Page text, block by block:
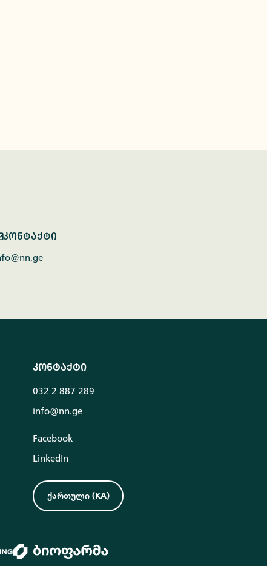
კონტაქტი
კონტაქტი
032 2 887 289
info@nn.ge
Facebook
LinkedIn
ქართული (KA)